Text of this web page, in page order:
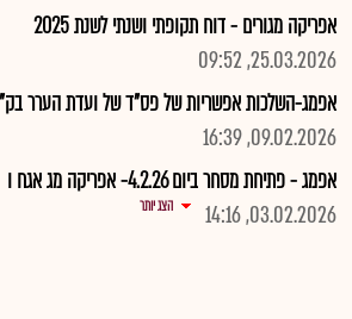
אפריקה מגורים - דוח תקופתי ושנתי לשנת 2025
25.03.2026, 09:52
אפמג-השלכות אפשריות של פס"ד של ועדת הערר
09.02.2026, 16:39
אפמג - פתיחת מסחר ביום 4.2.26- אפריקה מג אגח ו
03.02.2026, 14:16
הצג יותר